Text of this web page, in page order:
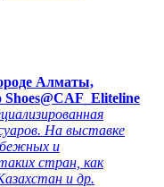
Алматы,
На выставке
и
стран, как
и др.